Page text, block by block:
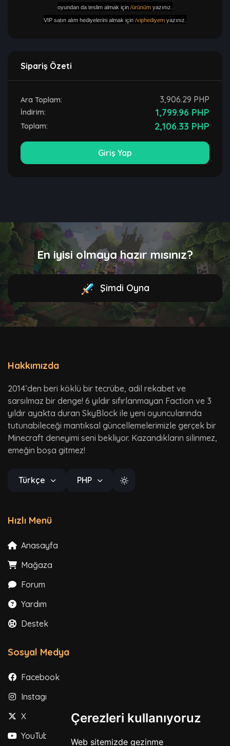
Çerezleri kullanıyoruz
Web sitemizde gezinme
oyundan da teslim almak için /ürünüm yazınız.
VIP satın alım hediyelerini almak için /viphediyem yazınız.
Sipariş Özeti
Ara Toplam: 3,906.29 PHP
İndirim: 1,799.96 PHP
Toplam: 2,106.33 PHP
Giriş Yap
En iyisi olmaya hazır mısınız?
Şimdi Oyna
Hakkımızda
2014’den beri köklü bir tecrübe, adil rekabet ve
sarsılmaz bir denge! 6 yıldır sıfırlanmayan Faction ve 3
yıldır ayakta duran SkyBlock ile yeni oyuncularında
tutunabileceği mantıksal güncellemelerimizle gerçek bir
Minecraft deneyimi seni bekliyor. Kazandıkların silinmez,
emeğin boşa gitmez!
Türkçe PHP
Hızlı Menü
Anasayfa
Mağaza
Forum
Yardım
Destek
Sosyal Medya
Facebook
Instagram
X
YouTube